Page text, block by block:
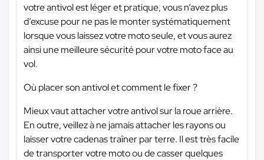
votre antivol est léger et pratique, vous n’avez plus
d’excuse pour ne pas le monter systématiquement
lorsque vous laissez votre moto seule, et vous aurez
ainsi une meilleure sécurité pour votre moto face au
vol.
Où placer son antivol et comment le fixer ?
Mieux vaut attacher votre antivol sur la roue arrière.
En outre, veillez à ne jamais attacher les rayons ou
laisser votre cadenas traîner par terre. Il est très facile
de transporter votre moto ou de casser quelques